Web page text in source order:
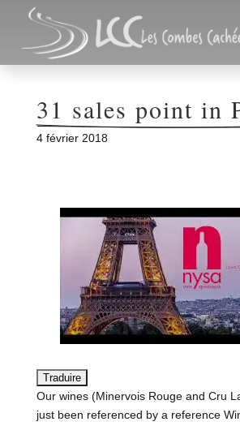
31 sales point in
4 février 2018
Our wines (Minervois Rouge and Cru
just been referenced by a reference